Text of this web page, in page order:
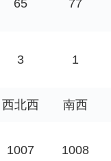
65 77
3 1
西北西 南西
1007 1008